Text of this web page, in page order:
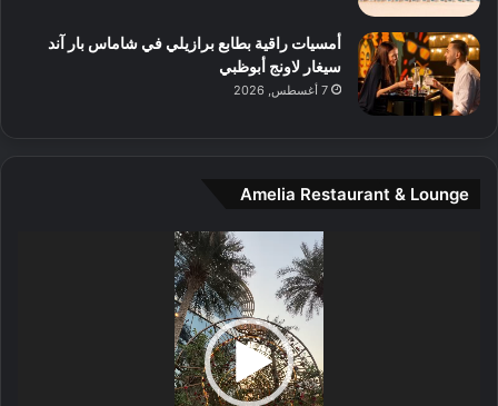
م
د
ت
ر
ب
ل
ا
ن
أمسيات راقية بطابع برازيلي في شاماس بار آند
سيغار لاونج أبوظبي
7 أغسطس, 2026
Amelia Restaurant & Lounge